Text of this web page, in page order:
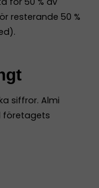
resterande 50 %
siffror. Almi
företagets